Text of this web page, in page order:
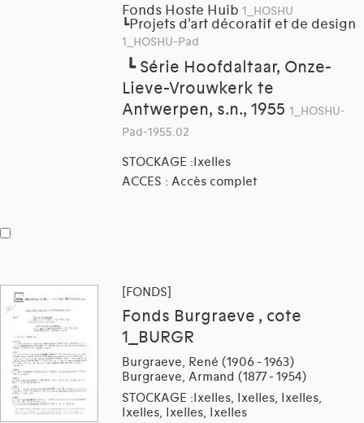
Fonds Hoste Huib 1_HOSHU
┗Projets d'art décoratif et de design
1_HOSHU-Pad
┗ Série Hoofdaltaar, Onze-
Lieve-Vrouwkerk te
Antwerpen, s.n., 1955 1_HOSHU-
Pad-1955.02
STOCKAGE :Ixelles
ACCES : Accès complet
[FONDS]
Fonds Burgraeve , cote
1_BURGR
Burgraeve, René (1906 - 1963)
Burgraeve, Armand (1877 - 1954)
STOCKAGE :Ixelles, Ixelles, Ixelles,
Ixelles, Ixelles, Ixelles